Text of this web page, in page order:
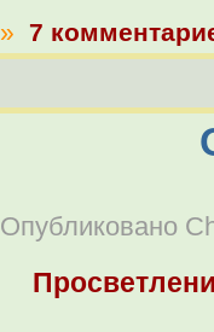
» 7
Опубликовано